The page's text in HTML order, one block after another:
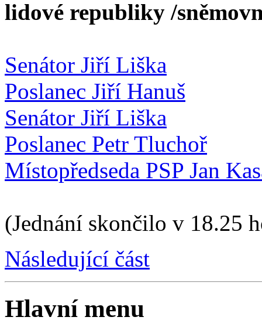
lidové republiky /
Senátor Jiří Liška
Poslanec Jiří Hanuš
Senátor Jiří Liška
Poslanec Petr Tluchoř
Místopředseda PSP Jan
(Jednání skončilo v 18.25
Následující část
Hlavní menu